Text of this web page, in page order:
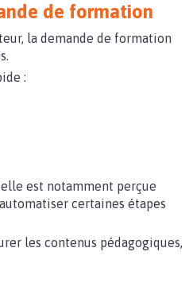
de formation
la demande de formation
:
est notamment perçue
certaines étapes
les contenus pédagogiques,